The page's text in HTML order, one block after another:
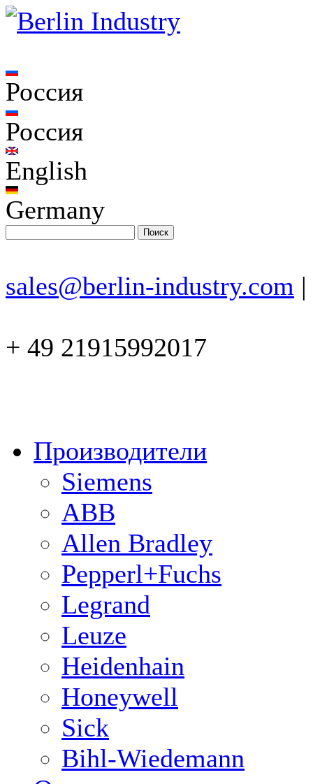
Россия
Россия
English
Germany
sales@berlin-industry.com |
+ 49 21915992017
Производители
Siemens
ABB
Allen Bradley
Pepperl+Fuchs
Legrand
Leuze
Heidenhain
Honeywell
Sick
Bihl-Wiedemann